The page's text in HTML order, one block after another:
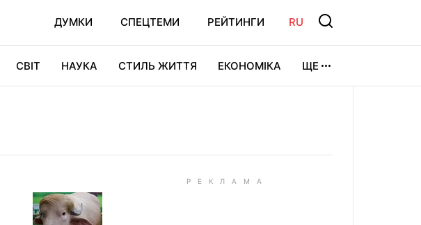
ДУМКИ СПЕЦТЕМИ РЕЙТИНГИ RU
СВІТ НАУКА СТИЛЬ ЖИТТЯ ЕКОНОМІКА ЩЕ